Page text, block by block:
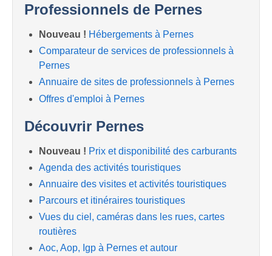
Professionnels de Pernes
Nouveau ! Hébergements à Pernes
Comparateur de services de professionnels à
Pernes
Annuaire de sites de professionnels à Pernes
Offres d'emploi à Pernes
Découvrir Pernes
Nouveau ! Prix et disponibilité des carburants
Agenda des activités touristiques
Annuaire des visites et activités touristiques
Parcours et itinéraires touristiques
Vues du ciel, caméras dans les rues, cartes
routières
Aoc, Aop, Igp à Pernes et autour